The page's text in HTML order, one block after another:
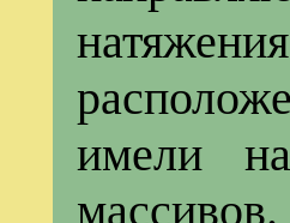
имели